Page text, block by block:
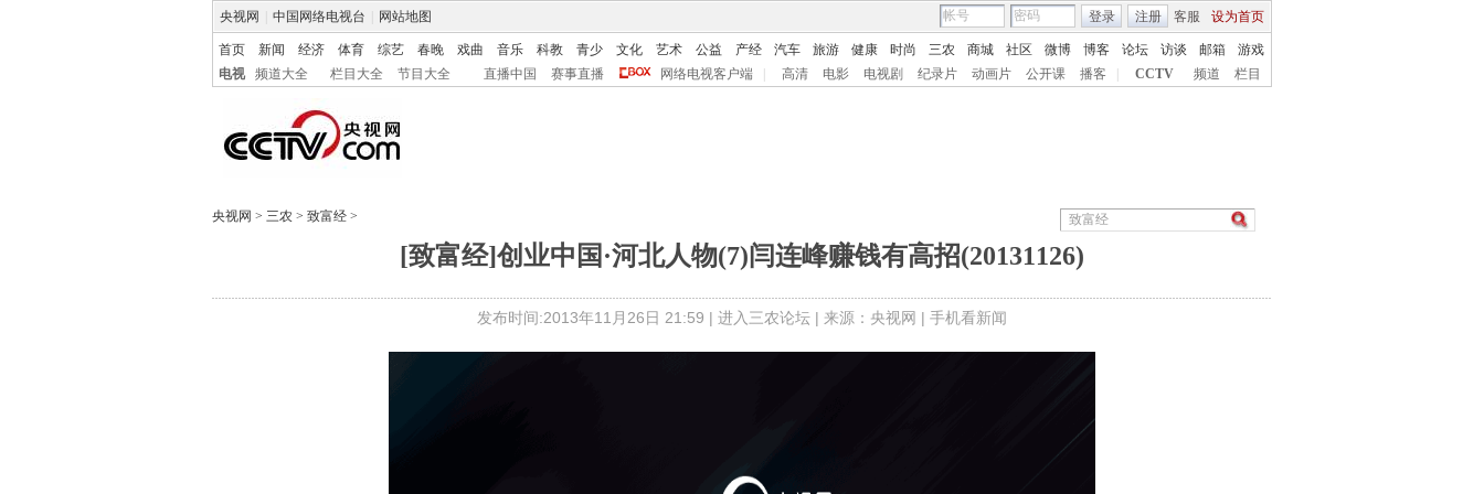
央视网 中国网络电视台 网站地图 客服 设为首页
登录 注册
首页 新闻 经济 体育 综艺 春晚 戏曲 音乐 科教 青少 文化 艺术 公益 产经 汽车 旅游 健康 时尚 三农 商城 社区 微博 博客 论坛 访谈 邮箱
游戏
电视
频道大全 栏目大全 节目大全 直播中国 赛事直播 网络电视客户端 高清 电影 电视剧 纪录片 动画片 公开课 播客 CCTV 频道 栏目
央视网 > 三农 > 致富经 >
[致富经]创业中国·河北人物(7)闫连峰赚钱有高招(20131126)
发布时间:2013年11月26日 21:59 | 进入三农论坛 | 来源：央视网 | 手机看新闻